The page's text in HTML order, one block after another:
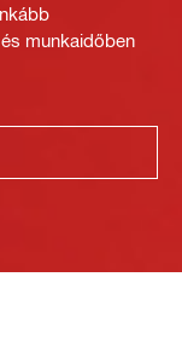
munkaidőben